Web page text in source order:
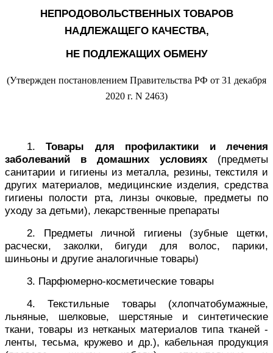
НЕПРОДОВОЛЬСТВЕННЫХ ТОВАРОВ
НАДЛЕЖАЩЕГО КАЧЕСТВА,
НЕ ПОДЛЕЖАЩИХ ОБМЕНУ
(Утвержден постановлением Правительства РФ от 31 декабря
2020 г. N 2463)
1.Товары для профилактики и лечения
заболеваний в домашних условиях (предметы
санитарии и гигиены из металла, резины, текстиля и
других материалов, медицинские изделия, средства
гигиены полости рта, линзы очковые, предметы по
уходу за детьми), лекарственные препараты
2. Предметы личной гигиены (зубные щетки,
расчески, заколки, бигуди для волос, парики,
шиньоны и другие аналогичные товары)
3. Парфюмерно-косметические товары
4. Текстильные товары (хлопчатобумажные,
льняные, шелковые, шерстяные и синтетические
ткани, товары из нетканых материалов типа тканей -
ленты, тесьма, кружево и др.), кабельная продукция